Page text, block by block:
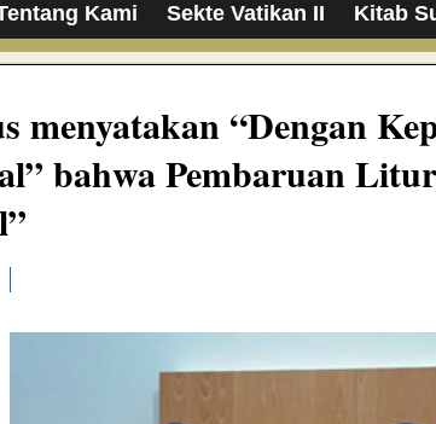
Kami Sekte Vatikan II Kitab
menyatakan “Dengan
bahwa Pembaruan